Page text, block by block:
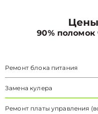
Цены
90%
Ремонт блока питания
Замена кулера
Ремонт платы управления